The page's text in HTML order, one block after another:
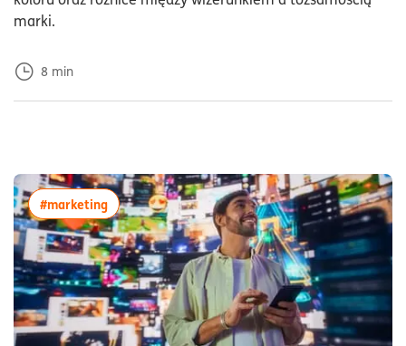
marki.
8 min
#marketingwięcej artykułów z tagiem:#marketing